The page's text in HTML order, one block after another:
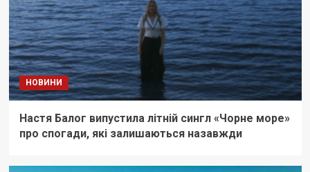
НОВИНИ
Настя Балог випустила літній сингл «Чорне море»
про спогади, які залишаються назавжди